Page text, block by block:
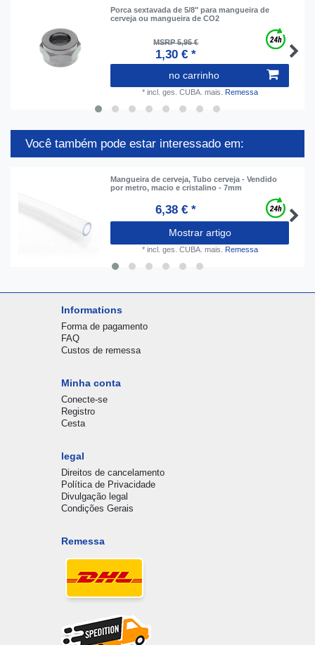
Porca sextavada de 5/8" para mangueira de
cerveja ou mangueira de CO2
MSRP 5,95 €
1,30 € *
no carrinho
* incl. ges. CUBA. mais. Remessa
Você também pode estar interessado em:
Mangueira de cerveja, Tubo cerveja - Vendido
por metro, macio e cristalino - 7mm
6,38 € *
Mostrar artigo
* incl. ges. CUBA. mais. Remessa
Informations
Forma de pagamento
FAQ
Custos de remessa
Minha conta
Conecte-se
Registro
Cesta
legal
Direitos de cancelamento
Política de Privacidade
Divulgação legal
Condições Gerais
Remessa